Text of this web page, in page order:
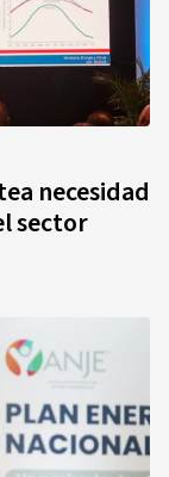
necesidad
sector